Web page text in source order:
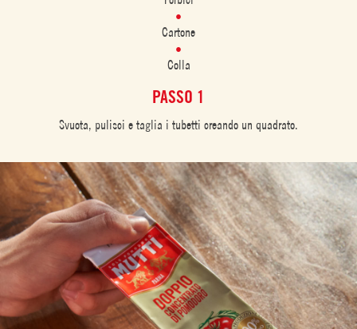
Cartone
Colla
PASSO 1
Svuota, pulisci e taglia i tubetti creando un quadrato.